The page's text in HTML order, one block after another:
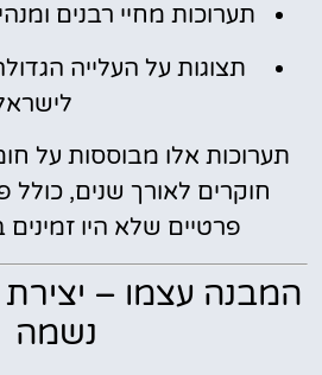
תערוכות מחיי רבנים
תצוגות על העלייה
תערוכות אלו מבוססות על
חוקרים לאורך שנים, כולל
פרטיים שלא היו זמינים
המבנה עצמו –
נשמה